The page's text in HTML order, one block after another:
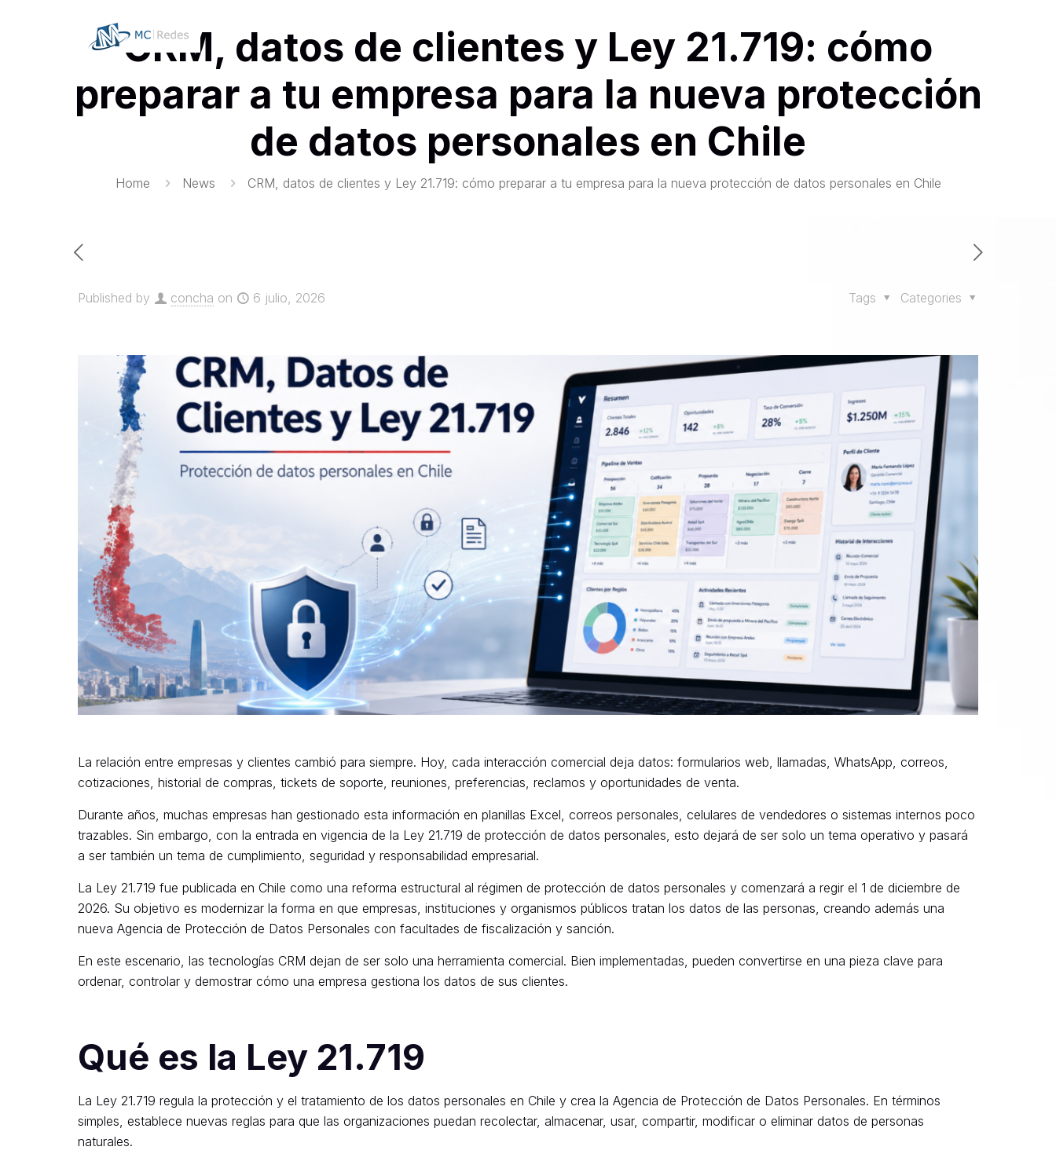
CRM, datos de clientes y Ley 21.719: cómo
preparar a tu empresa para la nueva protección
de datos personales en Chile
Home News CRM, datos de clientes y Ley 21.719: cómo preparar a tu empresa para la nueva protección de datos personales en Chile
Published by concha on 6 julio, 2026 Categories
Tags
La relación entre empresas y clientes cambió para siempre. Hoy, cada interacción comercial deja datos: formularios web, llamadas, WhatsApp, correos,
cotizaciones, historial de compras, tickets de soporte, reuniones, preferencias, reclamos y oportunidades de venta.
Durante años, muchas empresas han gestionado esta información en planillas Excel, correos personales, celulares de vendedores o sistemas internos poco
trazables. Sin embargo, con la entrada en vigencia de la Ley 21.719 de protección de datos personales, esto dejará de ser solo un tema operativo y pasará
a ser también un tema de cumplimiento, seguridad y responsabilidad empresarial.
La Ley 21.719 fue publicada en Chile como una reforma estructural al régimen de protección de datos personales y comenzará a regir el 1 de diciembre de
2026. Su objetivo es modernizar la forma en que empresas, instituciones y organismos públicos tratan los datos de las personas, creando además una
nueva Agencia de Protección de Datos Personales con facultades de fiscalización y sanción.
En este escenario, las tecnologías CRM dejan de ser solo una herramienta comercial. Bien implementadas, pueden convertirse en una pieza clave para
ordenar, controlar y demostrar cómo una empresa gestiona los datos de sus clientes.
Qué es la Ley 21.719
La Ley 21.719 regula la protección y el tratamiento de los datos personales en Chile y crea la Agencia de Protección de Datos Personales. En términos
simples, establece nuevas reglas para que las organizaciones puedan recolectar, almacenar, usar, compartir, modificar o eliminar datos de personas
naturales.